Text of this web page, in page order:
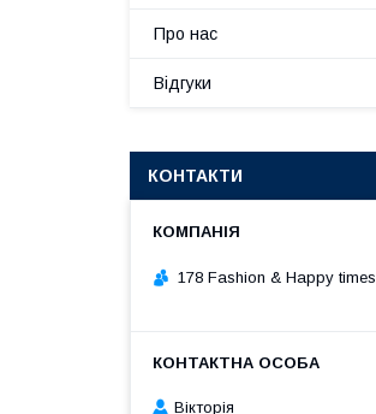
Про нас
Відгуки
КОНТАКТИ
178 Fashion & Happy times
Вікторія